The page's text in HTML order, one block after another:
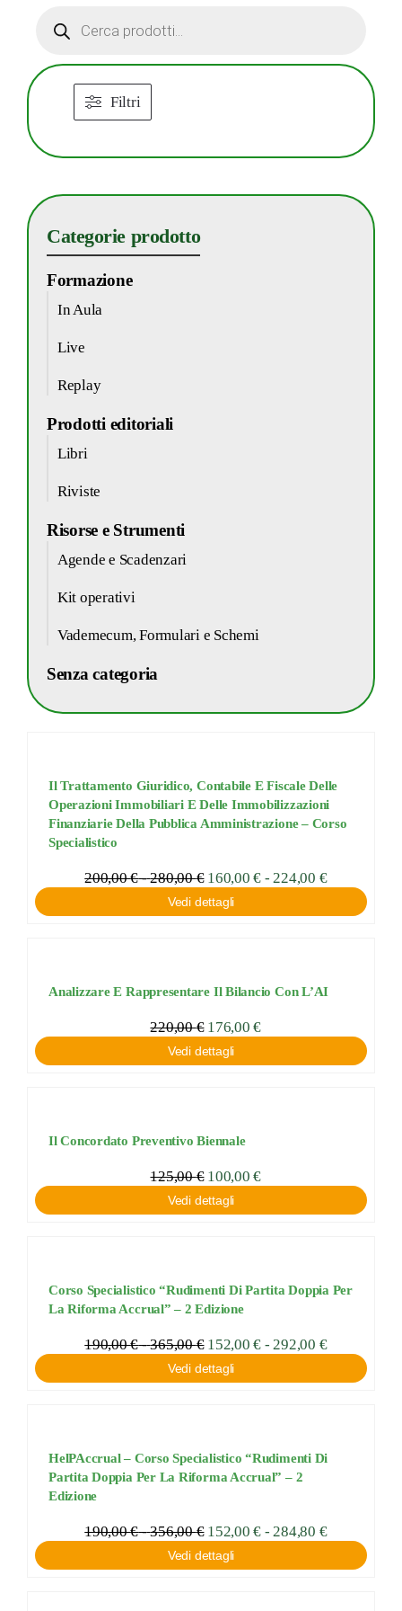
search
Filtri
Categorie prodotto
Formazione
In Aula
Live
Replay
Prodotti editoriali
Libri
Riviste
Risorse e Strumenti
Agende e Scadenzari
Kit operativi
Vademecum, Formulari e Schemi
Senza categoria
Il Trattamento Giuridico, Contabile E Fiscale Delle
Operazioni Immobiliari E Delle Immobilizzazioni
Finanziarie Della Pubblica Amministrazione – Corso
Specialistico
200,00€-280,00€Fascia
di
prezzo:
280,00 €
160,00€ - 224,00 €Fascia
prezzo:
224,00 €
Vedi dettagli
Analizzare E Rappresentare Il Bilancio Con L’AI
220,00€ 176,00€
Vedi dettagli
Il Concordato Preventivo Biennale
125,00€ 100,00€
Vedi dettagli
Corso Specialistico “Rudimenti Di Partita Doppia Per
La Riforma Accrual” – 2 Edizione
190,00€-365,00€Fascia
di
prezzo:
365,00 €
152,00€ - 292,00 €Fascia
prezzo:
292,00 €
Vedi dettagli
HelPAccrual – Corso Specialistico “Rudimenti Di
Partita Doppia Per La Riforma Accrual” – 2
Edizione
190,00€-356,00€Fascia
di
prezzo:
152,00€ - 284,80 €Fascia
prezzo:
Vedi dettagli